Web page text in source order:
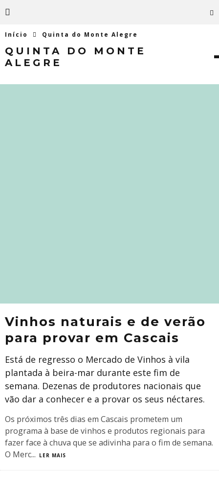
Início Quinta do Monte Alegre
QUINTA DO MONTE
ALEGRE
Vinhos naturais e de verão
para provar em Cascais
Está de regresso o Mercado de Vinhos à vila
plantada à beira-mar durante este fim de
semana. Dezenas de produtores nacionais que
vão dar a conhecer e a provar os seus néctares.
Os próximos três dias em Cascais prometem um
programa à base de vinhos e produtos regionais para
fazer face à chuva que se adivinha para o fim de semana.
O Merc... LER MAIS